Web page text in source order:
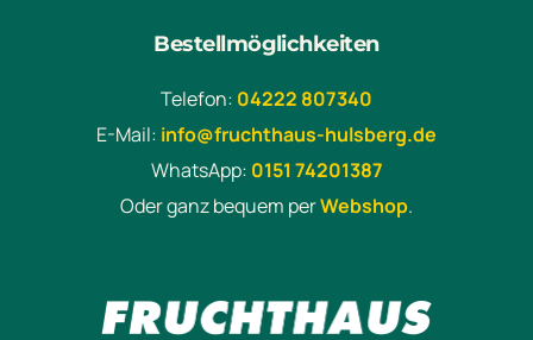
Bestellmöglichkeiten
Telefon: 04222 807340
E-Mail: info@fruchthaus-hulsberg.de
WhatsApp: 0151 74201387
Oder ganz bequem perWebshop.